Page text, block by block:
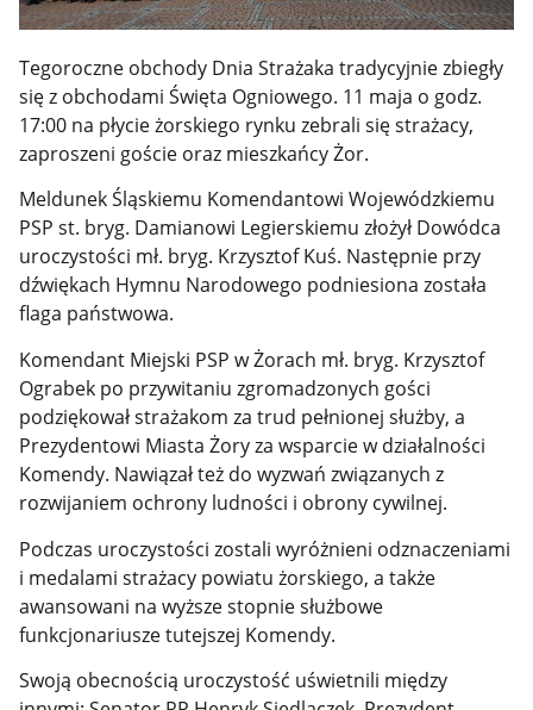
Tegoroczne obchody Dnia Strażaka tradycyjnie zbiegły
się z obchodami Święta Ogniowego. 11 maja o godz.
17:00 na płycie żorskiego rynku zebrali się strażacy,
zaproszeni goście oraz mieszkańcy Żor.
Meldunek Śląskiemu Komendantowi Wojewódzkiemu
PSP st. bryg. Damianowi Legierskiemu złożył Dowódca
uroczystości mł. bryg. Krzysztof Kuś. Następnie przy
dźwiękach Hymnu Narodowego podniesiona została
flaga państwowa.
Komendant Miejski PSP w Żorach mł. bryg. Krzysztof
Ograbek po przywitaniu zgromadzonych gości
podziękował strażakom za trud pełnionej służby, a
Prezydentowi Miasta Żory za wsparcie w działalności
Komendy. Nawiązał też do wyzwań związanych z
rozwijaniem ochrony ludności i obrony cywilnej.
Podczas uroczystości zostali wyróżnieni odznaczeniami
i medalami strażacy powiatu żorskiego, a także
awansowani na wyższe stopnie służbowe
funkcjonariusze tutejszej Komendy.
Swoją obecnością uroczystość uświetnili między